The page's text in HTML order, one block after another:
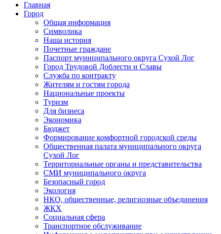
Главная
Город
Общая информация
Символика
Наша история
Почетные граждане
Паспорт муниципального округа Сухой Лог
Город Трудовой Доблести и Славы
Служба по контракту
Жителям и гостям города
Национальные проекты
Туризм
Для бизнеса
Экономика
Бюджет
Формирование комфортной городской среды
Общественная палата муниципального округа
Сухой Лог
Территориальные органы и представительства
СМИ муниципального округа
Безопасный город
Экология
НКО, общественные, религиозные объединения
ЖКХ
Социальная сфера
Транспортное обслуживание